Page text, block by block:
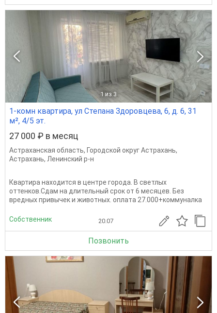
1 из 3
1-комн квартира, ул Степана Здоровцева, 6, д. 6, 31
м², 4/5 эт.
27 000 ₽ в месяц
Астраханская область, Городской округ Астрахань,
Астрахань, Ленинский р-н
Квартира находится в центре города. В светлых
оттенков.Сдам на длительный срок от 6 месяцев. Без
вредных привычек и животных. оплата 27.000+коммуналка
Собственник 20.07
Позвонить